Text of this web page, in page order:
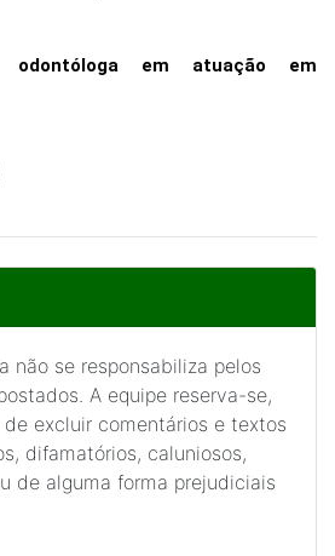
em atuação em
não se responsabiliza pelos
A equipe reserva-se,
excluir comentários e textos
difamatórios, caluniosos,
de alguma forma prejudiciais